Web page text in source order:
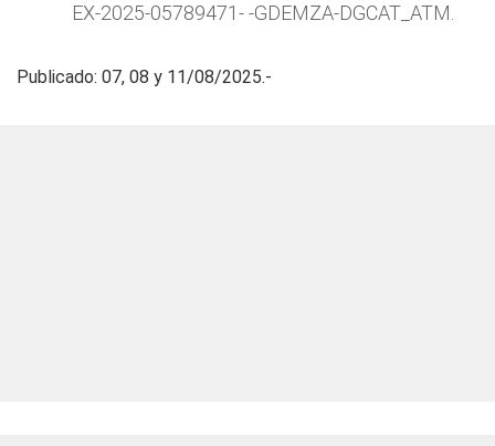
EX-2025-05789471- -GDEMZA-DGCAT_ATM.
Publicado: 07, 08 y 11/08/2025.-